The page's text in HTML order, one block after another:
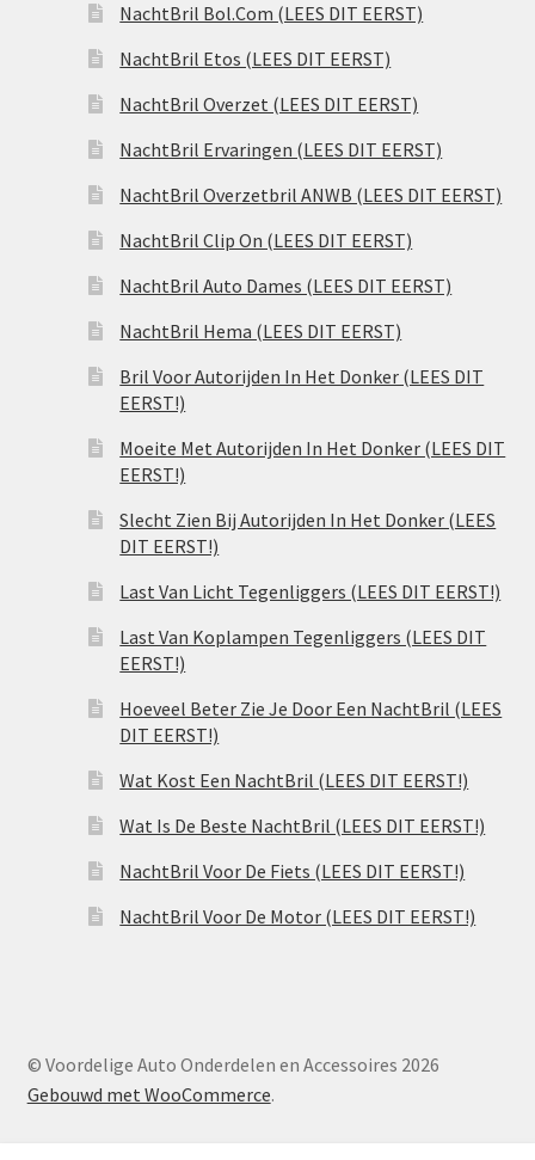
NachtBril Bol.Com (LEES DIT EERST)
NachtBril Etos (LEES DIT EERST)
NachtBril Overzet (LEES DIT EERST)
NachtBril Ervaringen (LEES DIT EERST)
NachtBril Overzetbril ANWB (LEES DIT EERST)
NachtBril Clip On (LEES DIT EERST)
NachtBril Auto Dames (LEES DIT EERST)
NachtBril Hema (LEES DIT EERST)
Bril Voor Autorijden In Het Donker (LEES DIT
EERST!)
Moeite Met Autorijden In Het Donker (LEES DIT
EERST!)
Slecht Zien Bij Autorijden In Het Donker (LEES
DIT EERST!)
Last Van Licht Tegenliggers (LEES DIT EERST!)
Last Van Koplampen Tegenliggers (LEES DIT
EERST!)
Hoeveel Beter Zie Je Door Een NachtBril (LEES
DIT EERST!)
Wat Kost Een NachtBril (LEES DIT EERST!)
Wat Is De Beste NachtBril (LEES DIT EERST!)
NachtBril Voor De Fiets (LEES DIT EERST!)
NachtBril Voor De Motor (LEES DIT EERST!)
© Voordelige Auto Onderdelen en Accessoires 2026
Gebouwd met WooCommerce.